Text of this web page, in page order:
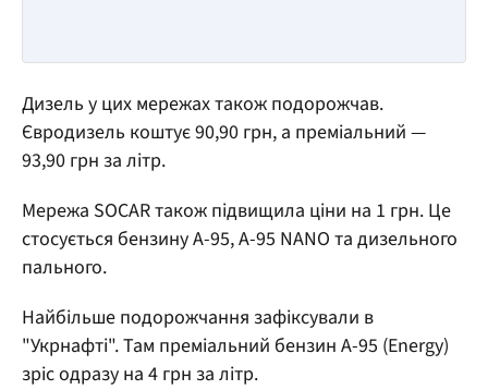
Дизель у цих мережах також подорожчав.
Євродизель коштує 90,90 грн, а преміальний —
93,90 грн за літр.
Мережа SOCAR також підвищила ціни на 1 грн. Це
стосується бензину А-95, А-95 NANO та дизельного
пального.
Найбільше подорожчання зафіксували в
"Укрнафті". Там преміальний бензин А-95 (Energy)
зріс одразу на 4 грн за літр.